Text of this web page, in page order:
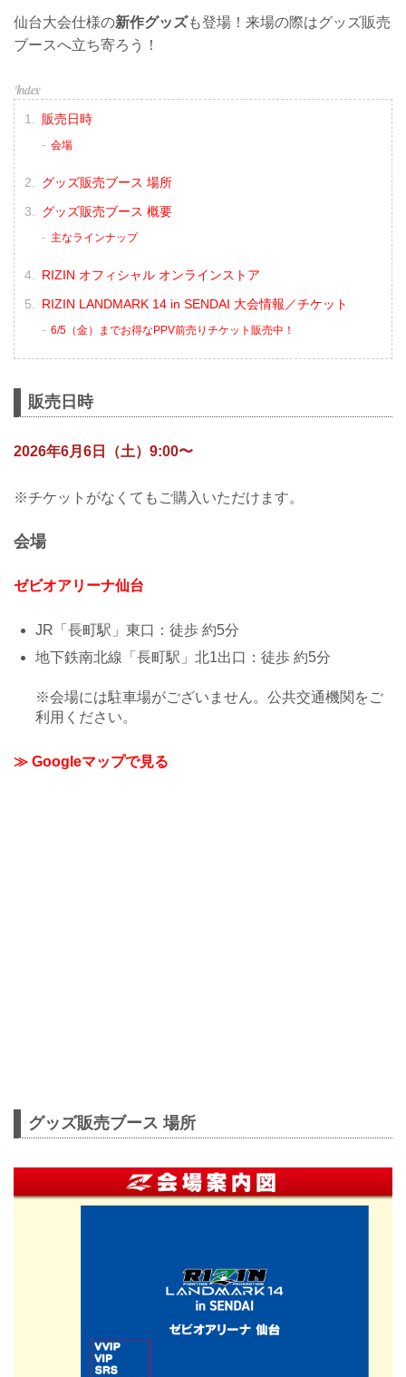
仙台大会仕様の新作グッズも登場！来場の際はグッズ販売
ブースへ立ち寄ろう！
販売日時
会場
グッズ販売ブース 場所
グッズ販売ブース 概要
主なラインナップ
RIZIN オフィシャル オンラインストア
RIZIN LANDMARK 14 in SENDAI 大会情報／チケット
6/5（金）までお得なPPV前売りチケット販売中！
販売日時
2026年6月6日（土）9:00〜
※チケットがなくてもご購入いただけます。
会場
ゼビオアリーナ仙台
JR「長町駅」東口：徒歩 約5分
地下鉄南北線「長町駅」北1出口：徒歩 約5分
※会場には駐車場がございません。公共交通機関をご
利用ください。
≫ Googleマップで見る
グッズ販売ブース 場所